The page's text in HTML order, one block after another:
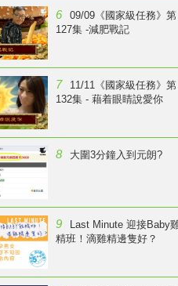
6
09/09《國家級任務》第
127集 -減肥戰記
7
11/11《國家級任務》第
132集 - 藉着眼睛說愛你
8 大圍3分鐘入到元朗?
9
Last Minute 迎接Baby
精班！滴雞精邊隻好？